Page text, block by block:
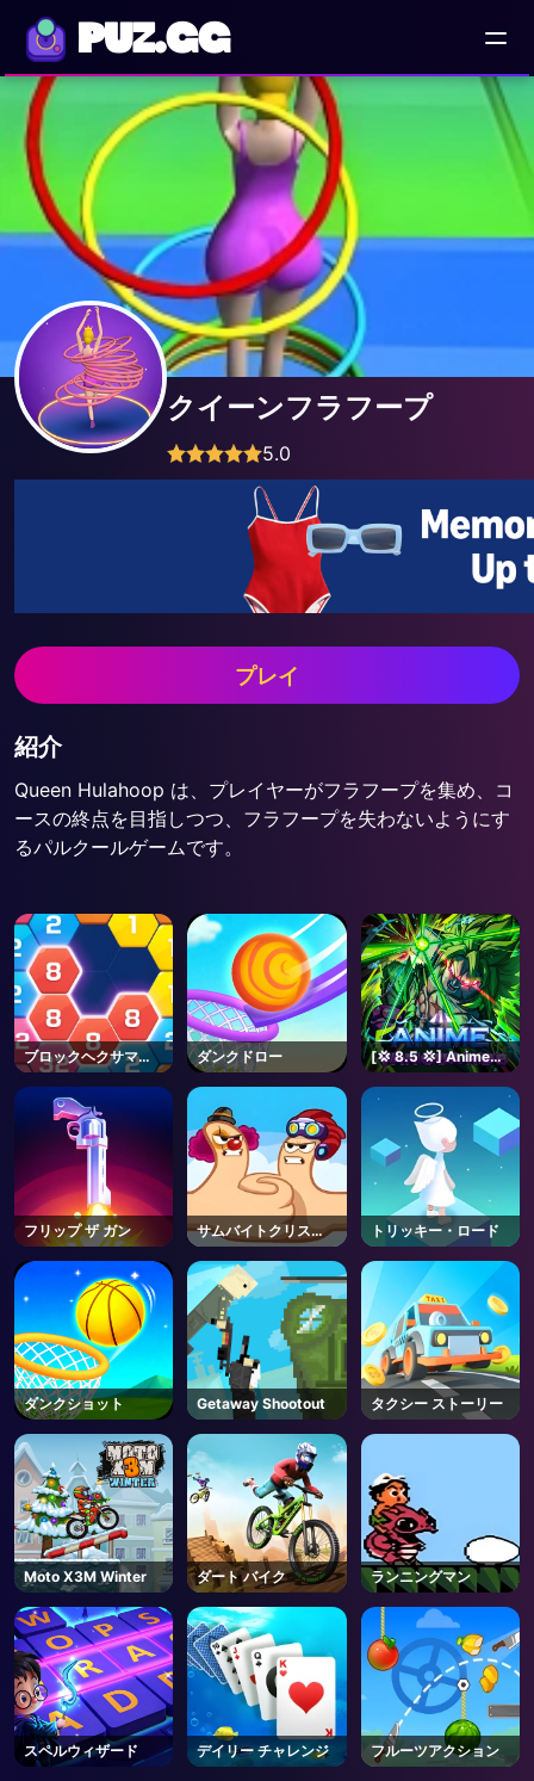
PUZ.GG
AD
クイーンフラフープ
5.0
プレイ
紹介
Queen Hulahoop は、プレイヤーがフラフープを集め、コ
ースの終点を目指しつつ、フラフープを失わないようにす
るパルクールゲームです。
ブロックヘクサマー
ジ
ダンクドロー
[💢 8.5 💢] Anime
Vanguards - Roblox
フリップ ザ ガン
サムバイトクリスマ
ス
トリッキー・ロード
ダンクショット Getaway Shootout タクシー ストーリー
Moto X3M Winter ダート バイク ランニングマン
スペルウィザード デイリー チャレンジ フルーツアクション